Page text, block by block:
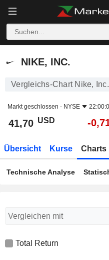
NIKE, INC.
NIKE, INC.
Vergleichs-Chart Nike, Inc.
Markt geschlossen - NYSE
41,70 USD -
Übersicht Kurse Charts
Technische Analyse
Total Return